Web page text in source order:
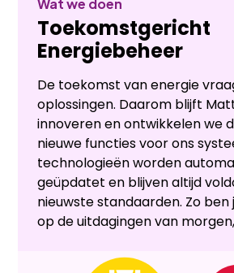
Toekomstgericht
Energiebeheer
De toekomst van energie
oplossingen. Daarom blijft
innoveren en ontwikkelen we
nieuwe functies voor ons
technologieën worden
geüpdatet en blijven altijd
nieuwste standaarden. Zo
op de uitdagingen van